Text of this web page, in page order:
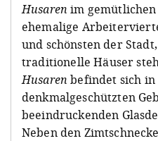
Husaren im
ehemalige
und schönsten der
traditionelle Häuser
Husaren befindet sich in
denkmalgeschützten
beeindruckenden
Neben den